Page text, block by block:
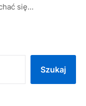
się…
Szukaj